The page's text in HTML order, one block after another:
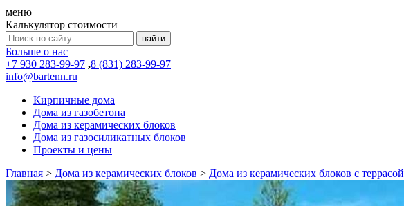
меню
Калькулятор стоимости
Больше о нас
+7 930 283-99-97 ,8 (831) 283-99-97
info@bartenn.ru
Кирпичные дома
Дома из газобетона
Дома из керамических блоков
Дома из газосиликатных блоков
Проекты и цены
Главная > Дома из керамических блоков > Дома из керамических блоков с террасой